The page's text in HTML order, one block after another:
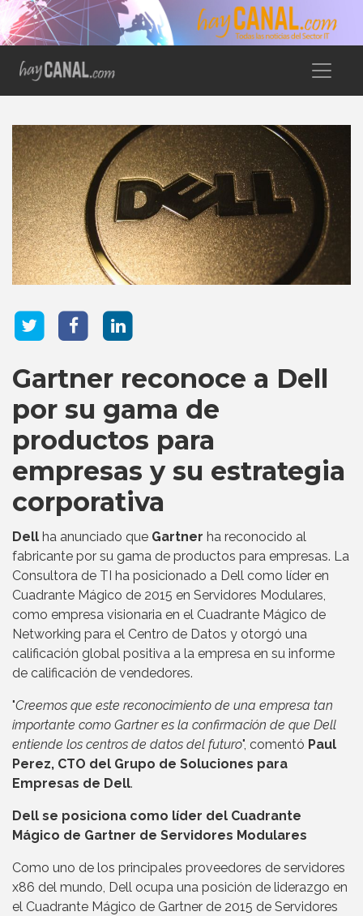
Gartner reconoce a Dell
por su gama de
productos para
empresas y su estrategia
corporativa
Dell ha anunciado que Gartner ha reconocido al
fabricante por su gama de productos para empresas. La
Consultora de TI ha posicionado a Dell como líder en
Cuadrante Mágico de 2015 en Servidores Modulares,
como empresa visionaria en el Cuadrante Mágico de
Networking para el Centro de Datos y otorgó una
calificación global positiva a la empresa en su informe
de calificación de vendedores.
"Creemos que este reconocimiento de una empresa tan
importante como Gartner es la confirmación de que Dell
entiende los centros de datos del futuro", comentó Paul
Perez, CTO del Grupo de Soluciones para
Empresas de Dell.
Dell se posiciona como líder del Cuadrante
Mágico de Gartner de Servidores Modulares
Como uno de los principales proveedores de servidores
x86 del mundo, Dell ocupa una posición de liderazgo en
el Cuadrante Mágico de Gartner de 2015 de Servidores